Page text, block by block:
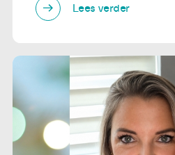
Lees verder